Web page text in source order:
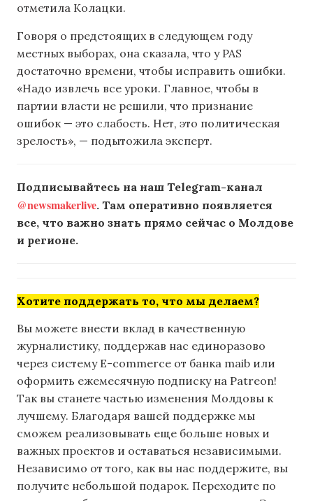
отметила Колацки.
Говоря о предстоящих в следующем году
местных выборах, она сказала, что у PAS
достаточно времени, чтобы исправить ошибки.
«Надо извлечь все уроки. Главное, чтобы в
партии власти не решили, что признание
ошибок — это слабость. Нет, это политическая
зрелость», — подытожила эксперт.
Подписывайтесь на наш Telegram-канал
@newsmakerlive. Там оперативно появляется
все, что важно знать прямо сейчас о Молдове
и регионе.
Хотите поддержать то, что мы делаем?
Вы можете внести вклад в качественную
журналистику, поддержав нас единоразово
через систему E-commerce от банка maib или
оформить ежемесячную подписку на Patreon!
Так вы станете частью изменения Молдовы к
лучшему. Благодаря вашей поддержке мы
сможем реализовывать еще больше новых и
важных проектов и оставаться независимыми.
Независимо от того, как вы нас поддержите, вы
получите небольшой подарок. Переходите по